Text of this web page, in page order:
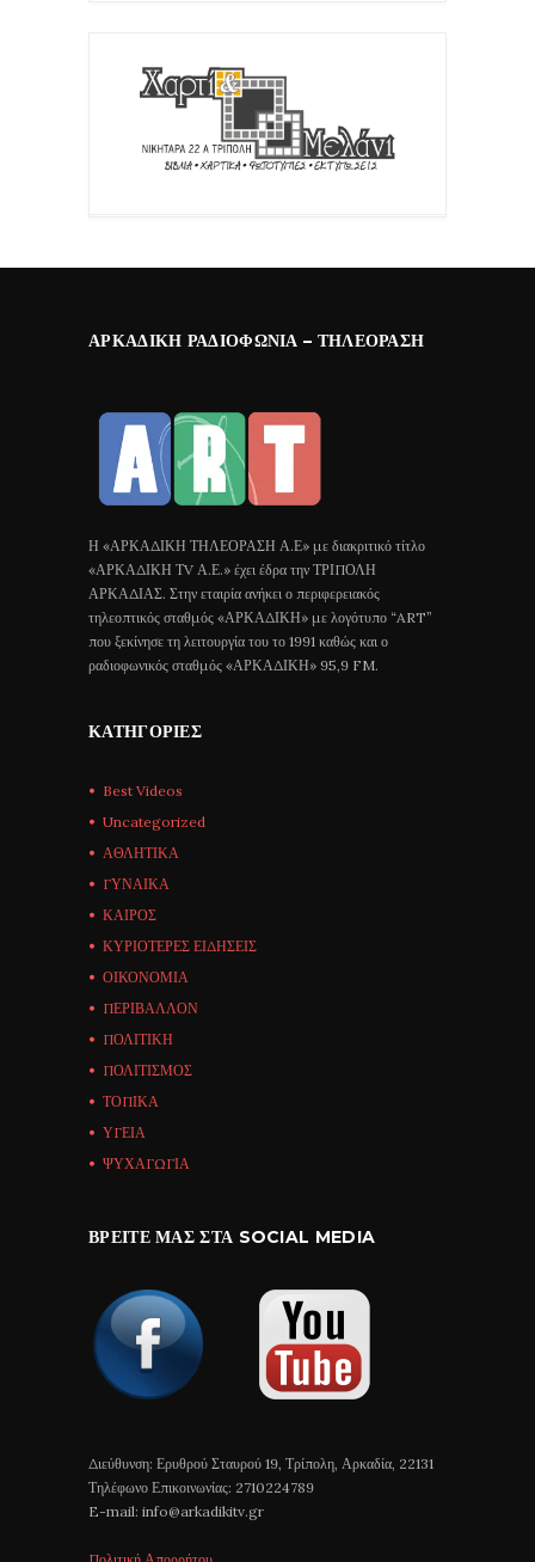
ΑΡΚΑΔΙΚΉ ΡΑΔΙΟΦΩΝΊΑ – ΤΗΛΕΌΡΑΣΗ
Η «ΑΡΚΑΔΙΚΗ ΤΗΛΕΟΡΑΣΗ Α.Ε» με διακριτικό τίτλο
«ΑΡΚΑΔΙΚΗ ΤV Α.Ε.» έχει έδρα την ΤΡΙΠΟΛΗ
ΑΡΚΑΔΙΑΣ. Στην εταιρία ανήκει ο περιφερειακός
τηλεοπτικός σταθμός «ΑΡΚΑΔΙΚΗ» με λογότυπο “ART”
που ξεκίνησε τη λειτουργία του το 1991 καθώς και ο
ραδιοφωνικός σταθμός «ΑΡΚΑΔΙΚΗ» 95,9 FM.
ΚΑΤΗΓΟΡΊΕΣ
Best Videos
Uncategorized
ΑΘΛΗΤΙΚΑ
ΓΥΝΑΙΚΑ
ΚΑΙΡΟΣ
ΚΥΡΙΟΤΕΡΕΣ ΕΙΔΗΣΕΙΣ
ΟΙΚΟΝΟΜΙΑ
ΠΕΡΙΒΑΛΛΟΝ
ΠΟΛΙΤΙΚΗ
ΠΟΛΙΤΙΣΜΟΣ
ΤΟΠΙΚΑ
ΥΓΕΙΑ
ΨΥΧΑΓΩΓΙΑ
ΒΡΕΊΤΕ ΜΑΣ ΣΤΑ SOCIAL MEDIA
Διεύθυνση: Ερυθρού Σταυρού 19, Τρίπολη, Αρκαδία, 22131
Τηλέφωνο Επικοινωνίας: 2710224789
E-mail: info@arkadikitv.gr